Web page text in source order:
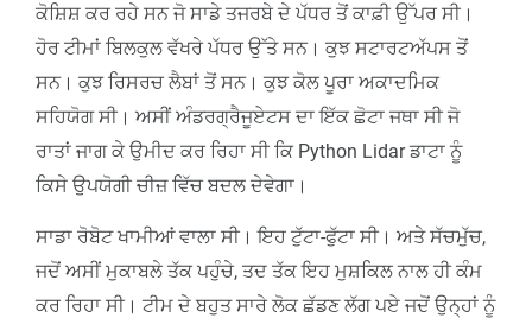
ਕੋਸ਼ਿਸ਼ ਕਰ ਰਹੇ ਸਨ ਜੋ ਸਾਡੇ ਤਜਰਬੇ ਦੇ ਪੱਧਰ ਤੋਂ ਕਾਫ਼ੀ ਉੱਪਰ ਸੀ।
ਹੋਰ ਟੀਮਾਂ ਬਿਲਕੁਲ ਵੱਖਰੇ ਪੱਧਰ ਉੱਤੇ ਸਨ। ਕੁਝ ਸਟਾਰਟਅੱਪਸ ਤੋਂ
ਸਨ। ਕੁਝ ਰਿਸਰਚ ਲੈਬਾਂ ਤੋਂ ਸਨ। ਕੁਝ ਕੋਲ ਪੂਰਾ ਅਕਾਦਮਿਕ
ਸਹਿਯੋਗ ਸੀ। ਅਸੀਂ ਅੰਡਰਗ੍ਰੈਜੂਏਟਸ ਦਾ ਇੱਕ ਛੋਟਾ ਜਥਾ ਸੀ ਜੋ
ਰਾਤਾਂ ਜਾਗ ਕੇ ਉਮੀਦ ਕਰ ਰਿਹਾ ਸੀ ਕਿ Python Lidar ਡਾਟਾ ਨੂੰ
ਕਿਸੇ ਉਪਯੋਗੀ ਚੀਜ਼ ਵਿੱਚ ਬਦਲ ਦੇਵੇਗਾ।
ਸਾਡਾ ਰੋਬੋਟ ਖਾਮੀਆਂ ਵਾਲਾ ਸੀ। ਇਹ ਟੁੱਟਾ-ਫੁੱਟਾ ਸੀ। ਅਤੇ ਸੱਚਮੁੱਚ,
ਜਦੋਂ ਅਸੀਂ ਮੁਕਾਬਲੇ ਤੱਕ ਪਹੁੰਚੇ, ਤਦ ਤੱਕ ਇਹ ਮੁਸ਼ਕਿਲ ਨਾਲ ਹੀ ਕੰਮ
ਕਰ ਰਿਹਾ ਸੀ। ਟੀਮ ਦੇ ਬਹੁਤ ਸਾਰੇ ਲੋਕ ਛੱਡਣ ਲੱਗ ਪਏ ਜਦੋਂ ਉਨ੍ਹਾਂ ਨੂੰ